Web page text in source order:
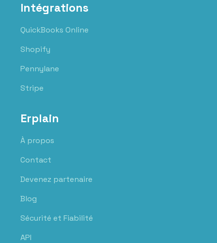
Intégrations
QuickBooks Online
Shopify
Pennylane
Stripe
Erplain
À propos
Contact
Devenez partenaire
Blog
Sécurité et Fiabilité
API